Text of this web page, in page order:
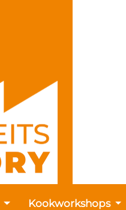
Kookworkshops